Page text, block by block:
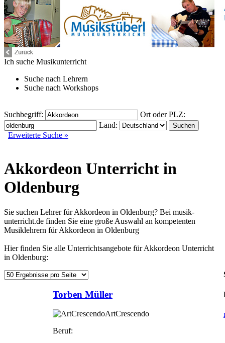
Ich suche Musikunterricht
Suche nach Lehrern
Suche nach Workshops
Suchbegriff:
Ort oder PLZ:
Land:
Erweiterte Suche »
Akkordeon Unterricht in
Oldenburg
Sie suchen Lehrer für Akkordeon in Oldenburg? Bei musik-
unterricht.de finden Sie eine große Auswahl an kompetenten
Musiklehrern für Akkordeon in Oldenburg
Hier finden Sie alle Unterrichtsangebote für Akkordeon Unterricht
in Oldenburg:
Torben Müller
ArtCrescendo
Beruf: